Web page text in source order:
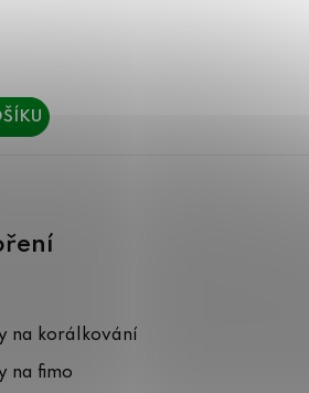
na korálkování
na fimo